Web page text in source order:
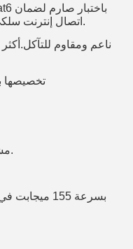
اتصال إنترنت سلكي آمن مع سرعة وموثوقية استثنائيتين.
-تخصيصها
1- مشروع كابلات شبكات الحاسب الآلي.